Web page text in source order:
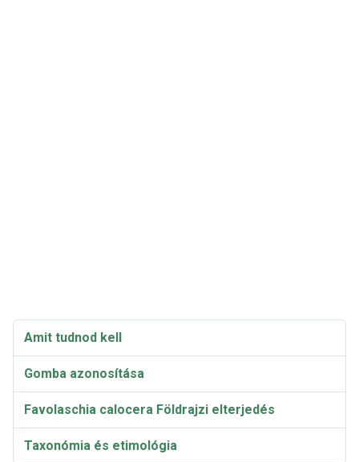
Amit tudnod kell
Gomba azonosítása
Favolaschia calocera Földrajzi elterjedés
Taxonómia és etimológia